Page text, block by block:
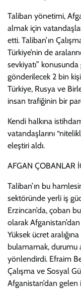
Taliban yönetimi,
almak için
etti. Taliban’ın
Türkiye’nin de
sevkiyatı” konusunda
gönderilecek 2 bin
Türkiye, Rusya ve
insan trafiğinin bir
Kendi halkına
vatandaşlarını
eleştiri aldı.
AFGAN ÇOBANLAR
Taliban’ın bu
sektöründe yerli iş
Erzincan’da, çoban
olarak
Yüksek ücret
bulamamak, durumu
yönlendirdi. Efraim
Çalışma ve Sosyal
Afganistan’dan gelen